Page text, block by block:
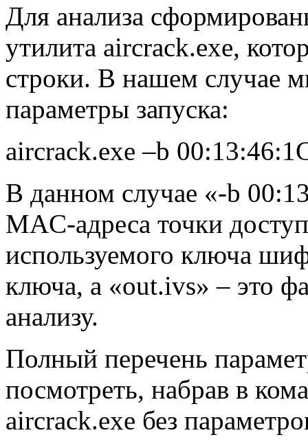
Для анализа
утилита aircrack.exe,
строки. В нашем случае
параметры запуска:
aircrack.exe –b
В данном случае «-b
MAC-адреса точки
используемого ключа
ключа, а «out.ivs» – это
анализу.
Полный перечень
посмотреть, набрав в
aircrack.exe без